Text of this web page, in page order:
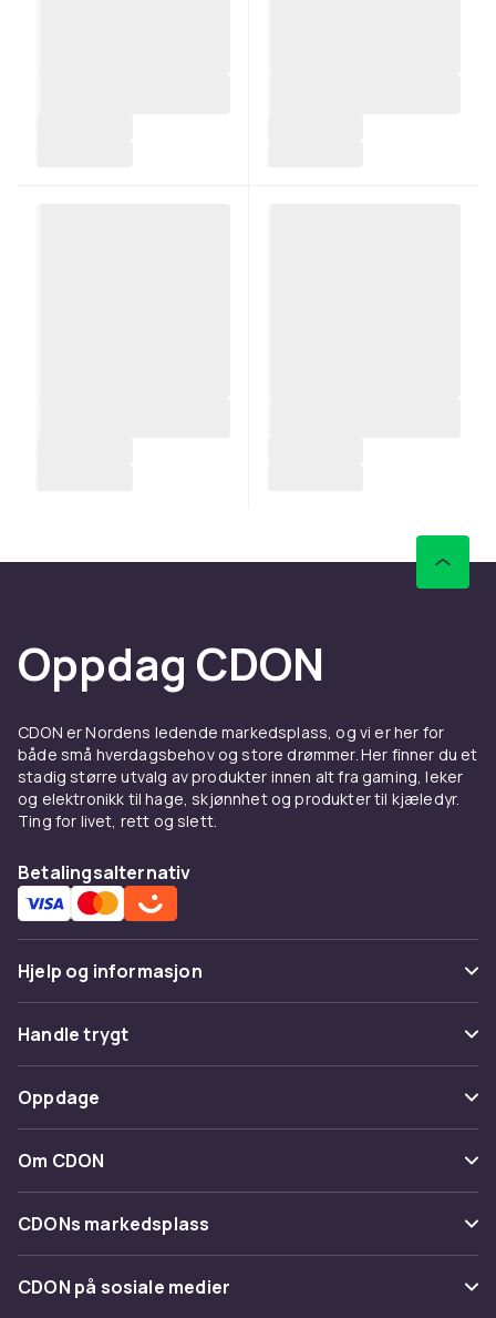
Oppdag CDON
CDON er Nordens ledende markedsplass, og vi er her for
både små hverdagsbehov og store drømmer. Her finner du et
stadig større utvalg av produkter innen alt fra gaming, leker
og elektronikk til hage, skjønnhet og produkter til kjæledyr.
Ting for livet, rett og slett.
Betalingsalternativ
Hjelp og informasjon
Vanlige spørsmål
Spor pakke
Angre & returner her
Kontakt oss
Handle trygt
Betaling
Levering
Tilbakekallinger
Oppdage
Kategorier
Varemerker
Om CDON
Om oss
Kundeanmeldelser
Jobbe på CDON
CDONs markedsplass
Merchant Help Center
CDON på sosiale medier